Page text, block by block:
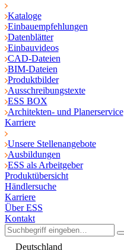
Kataloge
Einbauempfehlungen
Datenblätter
Einbauvideos
CAD-Dateien
BIM-Dateien
Produktbilder
Ausschreibungstexte
ESS BOX
Architekten- und Planerservice
Karriere
Unsere Stellenangebote
Ausbildungen
ESS als Arbeitgeber
Produktübersicht
Händlersuche
Karriere
Über ESS
Kontakt
Deutschland